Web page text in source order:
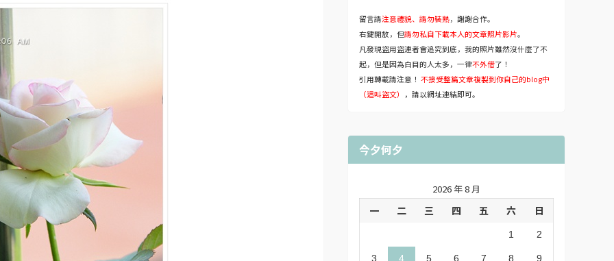
留言請注意禮貌、請勿裝熟，謝謝合作。
右鍵開放，但請勿私自下載本人的文章照片影片。
凡發現盜用盜連者會追究到底，我的照片雖然沒什麼了不
起，但是因為白目的人太多，一律不外借了！
引用轉載請注意！ 不接受整篇文章複製到你自己的blog中
（這叫盜文）
，請以網址連結即可。
今夕何夕
2026 年 8 月
一 二 三 四 五 六 日
1 2
3 4 5 6 7 8 9